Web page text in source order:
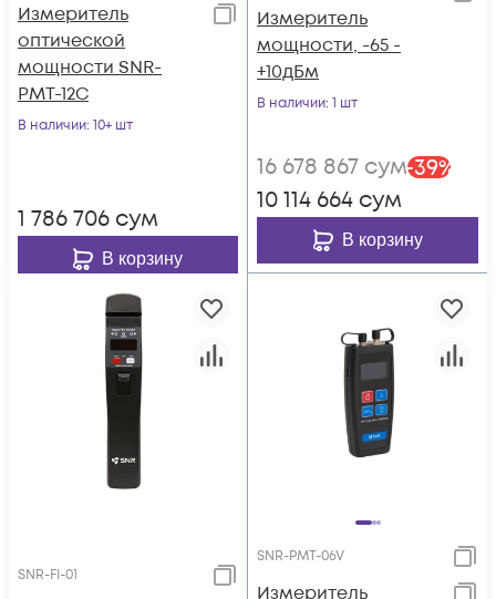
Измеритель
оптической
мощности SNR-
PMT-12C
В наличии: 10+ шт
1 786 706 сум
В корзину
Измеритель
мощности, -65 -
+10дБм
В наличии: 1 шт
16 678 867 сум-39%
10 114 664 сум
В корзину
SNR-FI-01
SNR-PMT-06V
Измеритель